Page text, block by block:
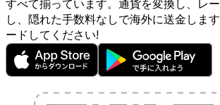
すべて揃っています。通貨を変換し、レ
し、隠れた手数料なしで海外に送金しま
ードしてください!